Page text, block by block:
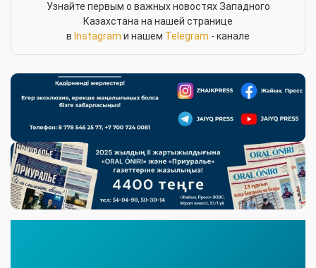
Узнайте первым о важных новостях Западного
Казахстана на нашей странице
в Instagram и нашем Telegram - канале